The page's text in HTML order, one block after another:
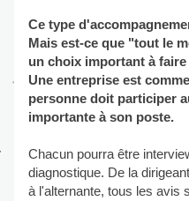
Ce type
Mais est-ce que "tout le
un choix important à
Une entreprise est
personne doit participer
importante à son poste.
Chacun pourra être
diagnostique. De la
à l'alternante, tous les avis